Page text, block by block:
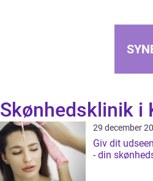
Skønhedsklinik i
29 december
Giv dit
- din